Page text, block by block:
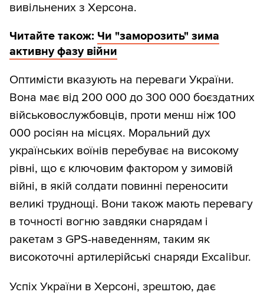
вивільнених з Херсона.
Читайте також: Чи "заморозить" зима
активну фазу війни
Оптимісти вказують на переваги України.
Вона має від 200 000 до 300 000 боєздатних
військовослужбовців, проти менш ніж 100
000 росіян на місцях. Моральний дух
українських воїнів перебуває на високому
рівні, що є ключовим фактором у зимовій
війні, в якій солдати повинні переносити
великі труднощі. Вони також мають перевагу
в точності вогню завдяки снарядам і
ракетам з GPS-наведенням, таким як
високоточні артилерійські снаряди Excalibur.
Успіх України в Херсоні, зрештою, дає